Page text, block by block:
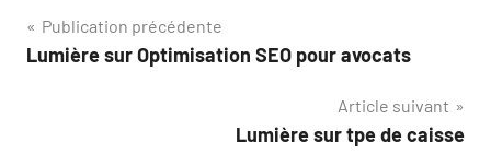
Navigation
de
Publication précédente
Lumière sur Optimisation SEO pour avocats
Article suivant
Lumière sur tpe de caisse